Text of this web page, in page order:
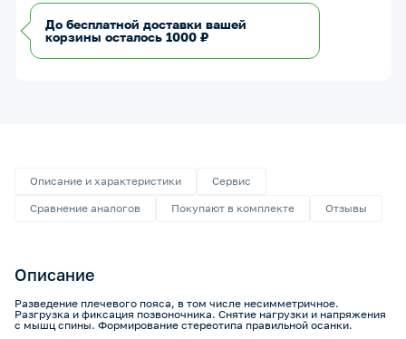
До бесплатной доставки вашей
корзины осталось 1000 ₽
Описание и характеристики
Сервис
Сравнение аналогов
Покупают в комплекте Отзывы
Описание
Разведение плечевого пояса, в том числе несимметричное.
Разгрузка и фиксация позвоночника. Снятие нагрузки и напряжения
с мышц спины. Формирование стереотипа правильной осанки.